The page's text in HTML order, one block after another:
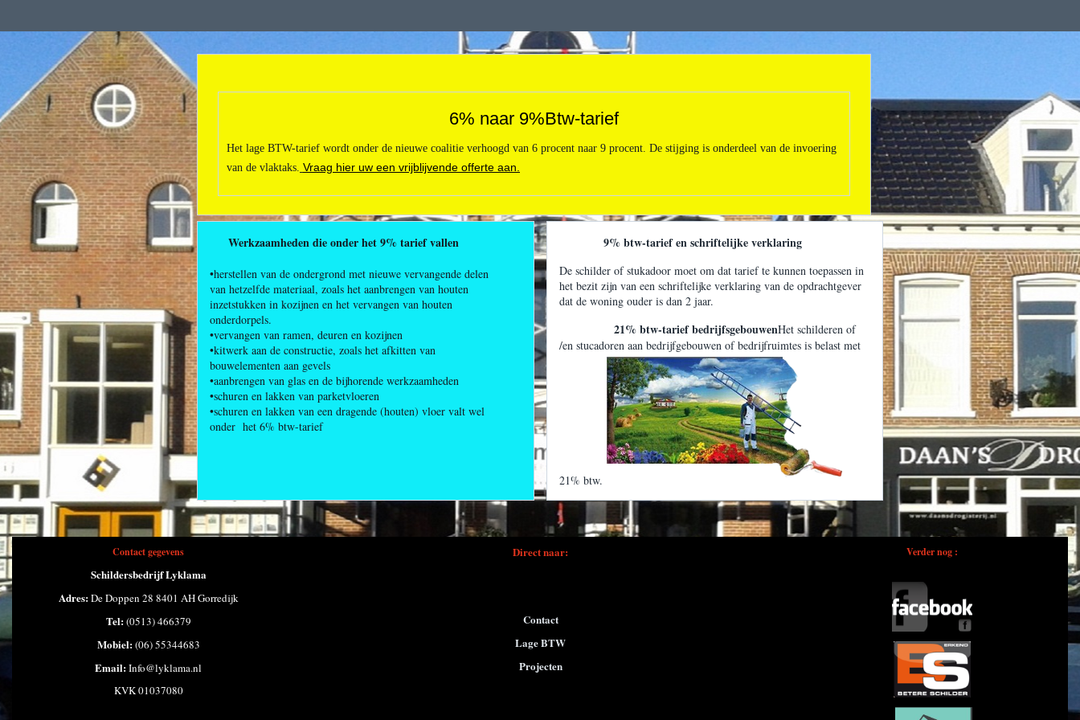
6% naar 9%Btw-tarief
Het lage BTW-tarief wordt onder de nieuwe coalitie verhoogd van 6 procent naar 9 procent. De stijging is onderdeel van de invoering
van de vlaktaks. Vraag hier uw een vrijblijvende offerte aan.
Werkzaamheden die onder het 9% tarief vallen
•herstellen van de ondergrond met nieuwe vervangende delen
van hetzelfde materiaal, zoals het aanbrengen van houten
inzetstukken in kozijnen en het vervangen van houten
onderdorpels.
•vervangen van ramen, deuren en kozijnen
•kitwerk aan de constructie, zoals het afkitten van
bouwelementen aan gevels
•aanbrengen van glas en de bijhorende werkzaamheden
•schuren en lakken van parketvloeren
•schuren en lakken van een dragende (houten) vloer valt wel
onder het 6% btw-tarief
9% btw-tarief en schriftelijke verklaring
De schilder of stukadoor moet om dat tarief te kunnen toepassen in
het bezit zijn van een schriftelijke verklaring van de opdrachtgever
dat de woning ouder is dan 2 jaar.
21% btw-tarief bedrijfsgebouwenHet schilderen of
/en stucadoren aan bedrijfgebouwen of bedrijfruimtes is belast met
21% btw.
Contact gegevens
Schildersbedrijf Lyklama
Adres:De Doppen 28 8401 AH Gorredijk
Tel:(0513) 466379
Mobiel:(06) 55344683
Email:Info@lyklama.nl
KVK 01037080
Direct naar:
Contact
Lage BTW
Projecten
Verder nog :